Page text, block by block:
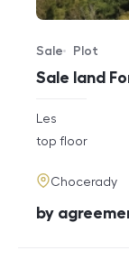
Sale land
Offer type
Sale
Property type
Plot
rozměry
disposition
Les
funkce
top floor
adresa
Chocerady
cena
by